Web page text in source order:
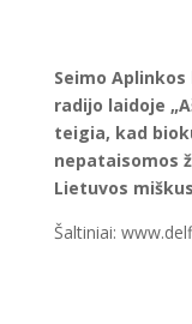
Seimo
radijo laidoje
teigia, kad
nepataisomos
Lietuvos
Šaltiniai: